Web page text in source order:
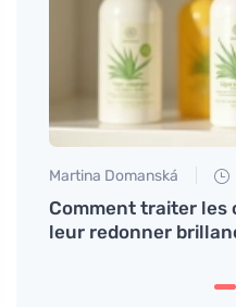
Martina Domanská
Comment traiter les
leur redonner